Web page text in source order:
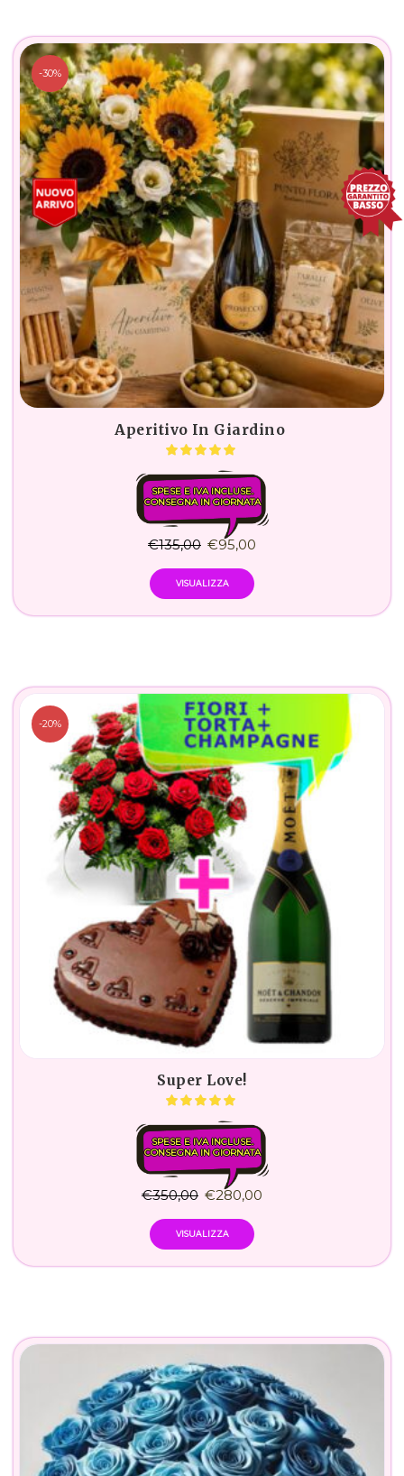
-30%
Aperitivo In Giardino
SPESE E IVA INCLUSE.
CONSEGNA IN GIORNATA
€135,00 €95,00
VISUALIZZA
-20%
Super Love!
SPESE E IVA INCLUSE.
CONSEGNA IN GIORNATA
€350,00 €280,00
VISUALIZZA